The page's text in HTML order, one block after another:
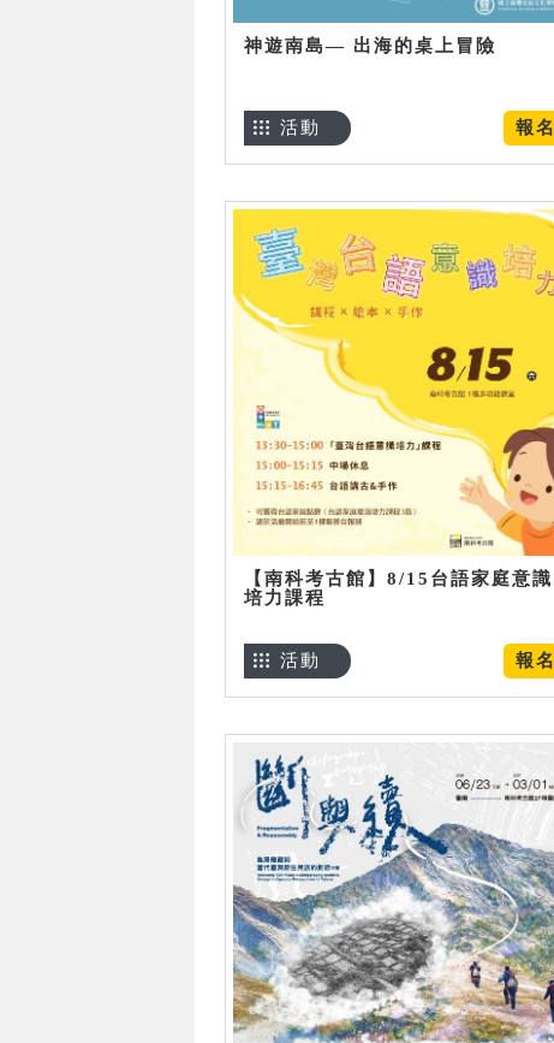
神遊南島— 出海的桌上冒險
報名
活動
【南科考古館】8/15台語家庭意識
培力課程
報名
活動